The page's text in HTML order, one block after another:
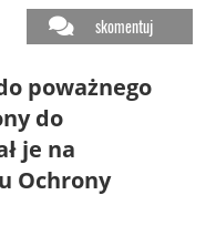
skomentuj
poważnego
do
je na
Ochrony